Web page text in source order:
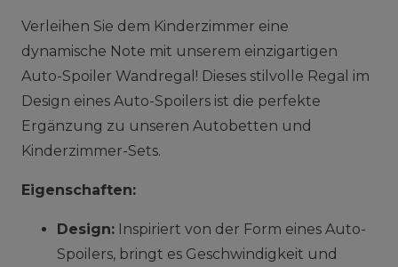
Verleihen Sie dem Kinderzimmer eine
dynamische Note mit unserem einzigartigen
Auto-Spoiler Wandregal! Dieses stilvolle Regal im
Design eines Auto-Spoilers ist die perfekte
Ergänzung zu unseren Autobetten und
Kinderzimmer-Sets.
Eigenschaften:
Design: Inspiriert von der Form eines Auto-
Spoilers, bringt es Geschwindigkeit und